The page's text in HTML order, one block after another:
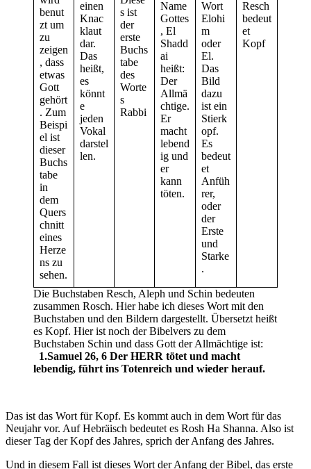
benut
zt um
zu
zeigen
, dass
etwas
Gott
gehört
. Zum
Beispi
el ist
dieser
Buchs
tabe
in
dem
Quers
chnitt
eines
Herze
ns zu
sehen.
einen
Knac
klaut
dar.
Das
heißt,
es
könnt
e
jeden
Vokal
darstel
len.
s ist
der
erste
Buchs
tabe
des
Worte
s
Rabbi
Name
Gottes
, El
Shadd
ai
heißt:
Der
Allmä
chtige.
Er
macht
lebend
ig und
er
kann
töten.
Wort
Elohi
m
oder
El.
Das
Bild
dazu
ist ein
Stierk
opf.
Es
bedeut
et
Anfüh
rer,
oder
der
Erste
und
Starke
.
Resch
bedeut
et
Kopf
Die Buchstaben Resch, Aleph und Schin bedeuten
zusammen Rosch. Hier habe ich dieses Wort mit den
Buchstaben und den Bildern dargestellt. Übersetzt heißt
es Kopf. Hier ist noch der Bibelvers zu dem
Buchstaben Schin und dass Gott der Allmächtige ist:
1.Samuel 26, 6 Der HERR tötet und macht
lebendig, führt ins Totenreich und wieder herauf.
Das ist das Wort für Kopf. Es kommt auch in dem Wort für das
Neujahr vor. Auf Hebräisch bedeutet es Rosh Ha Shanna. Also ist
dieser Tag der Kopf des Jahres, sprich der Anfang des Jahres.
Und in diesem Fall ist dieses Wort der Anfang der Bibel, das erste